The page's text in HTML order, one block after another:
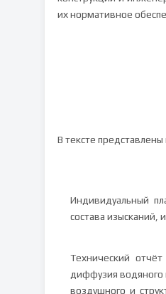
их нормативное
В тексте
Индивидуальный
состава изысканий,
Технический
диффузия водяного
воздушного и